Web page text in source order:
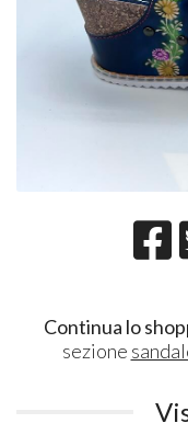
Continua lo
sezione